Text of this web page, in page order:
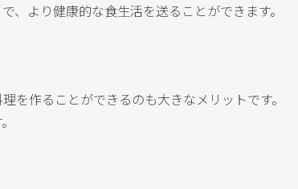
、より健康的な食生活を送ることができます。
を作ることができるのも大きなメリットです。